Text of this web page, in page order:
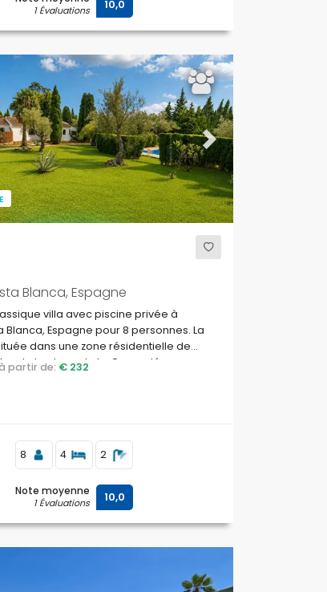
1 Évaluations 10,0
Next
Blanca, Espagne
villa avec piscine privée à
Blanca, Espagne pour 8 personnes. La
dans une zone résidentielle de
de la plage de La Grava, Jávea.
à partir de: € 232
8 4 2
Note moyenne
1 Évaluations 10,0